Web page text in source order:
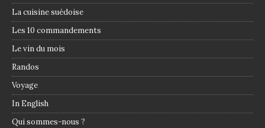
La cuisine suédoise
Les 10 commandements
Le vin du mois
Randos
Voyage
In English
Qui sommes-nous ?